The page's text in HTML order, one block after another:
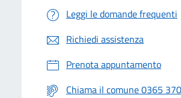
Leggi le domande frequenti
Richiedi assistenza
Prenota appuntamento
Chiama il comune 0365